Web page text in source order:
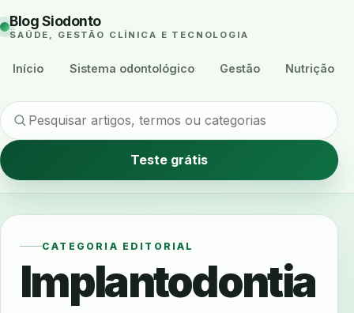
Blog Siodonto
SAÚDE, GESTÃO CLÍNICA E TECNOLOGIA
Início Sistema odontológico Gestão Nutrição
Teste grátis
CATEGORIA EDITORIAL
Implantodontia